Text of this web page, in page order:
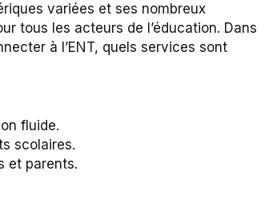
variées et ses nombreux
tous les acteurs de l’éducation. Dans
à l’ENT, quels services sont
fluide.
scolaires.
et parents.